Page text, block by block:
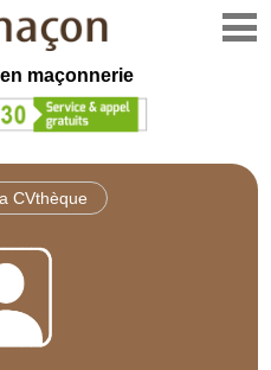
maçonnerie
CVthèque